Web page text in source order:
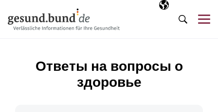
Выбранный
RU
Поиск
Ответы на вопросы о
здоровье